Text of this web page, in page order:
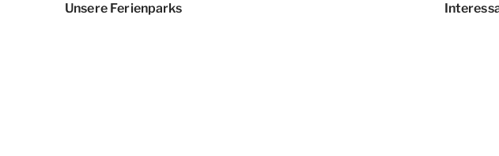
Unsere Ferienparks